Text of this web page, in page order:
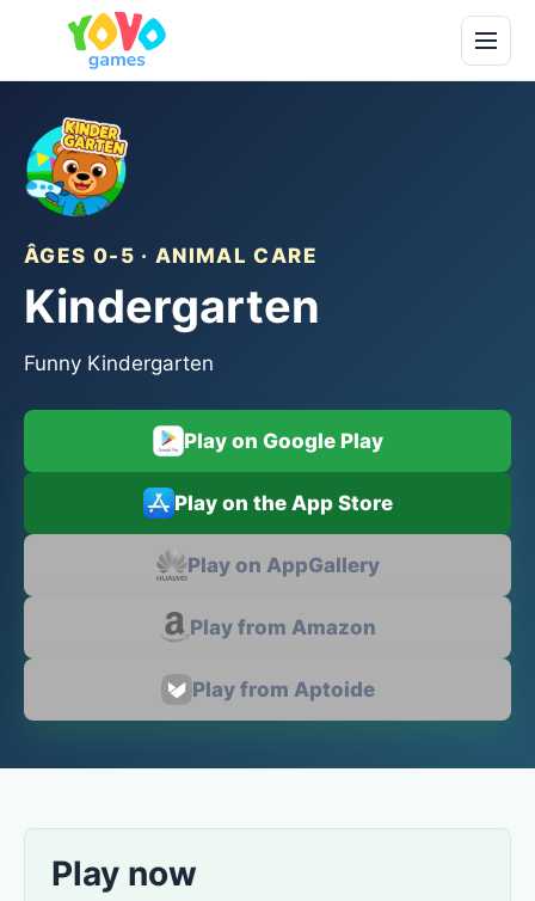
ÂGES 0-5 · ANIMAL CARE
Kindergarten
Funny Kindergarten
Play on Google Play
Play on the App Store
Play on AppGallery
Play from Amazon
Play from Aptoide
Play now